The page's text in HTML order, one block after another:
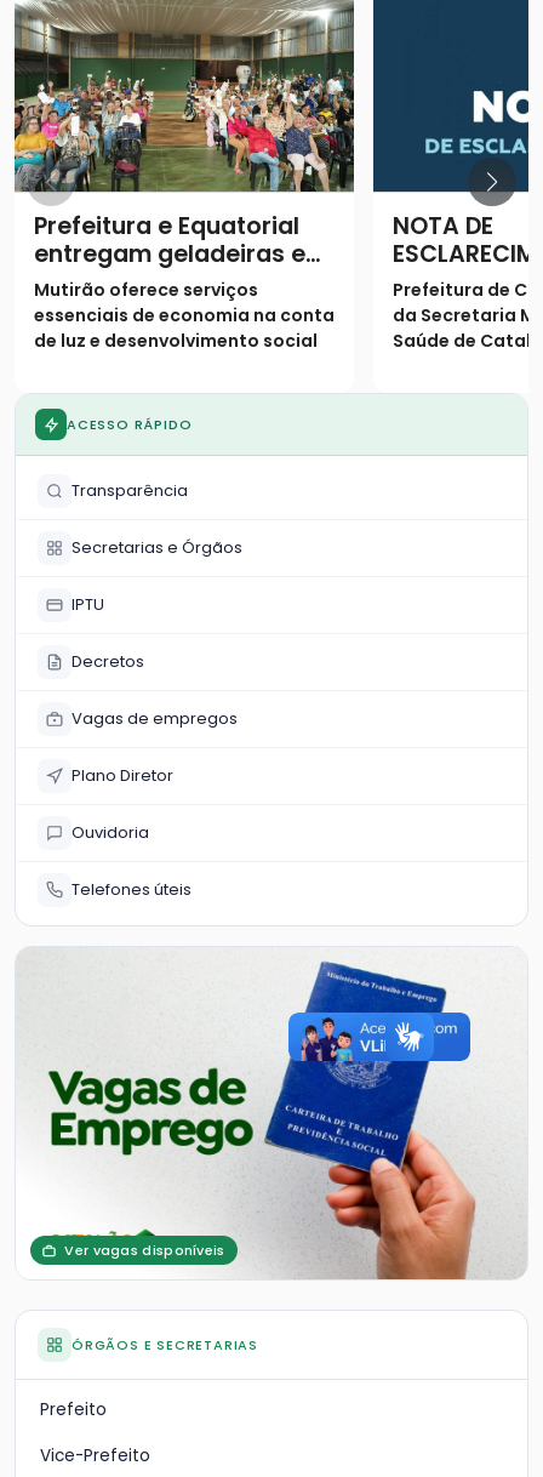
Prefeitura e Equatorial
entregam geladeiras e
prestam serviços à
população
Mutirão oferece serviços
essenciais de economia na conta
de luz e desenvolvimento social
NOTA DE
Prefeitura de
da Secretaria
Saúde de
população
ACESSO RÁPIDO
Transparência
Secretarias e Órgãos
IPTU
Decretos
Vagas de empregos
Plano Diretor
Ouvidoria
Telefones úteis
Ver vagas disponíveis
ÓRGÃOS E SECRETARIAS
Prefeito
Vice-Prefeito